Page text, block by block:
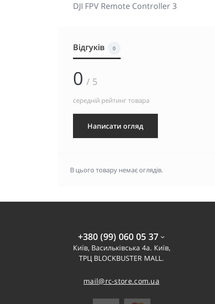
DJI FPV Remote Controller 3
Відгуків 0
0 / 5
середній рейтинг товара
Написати огляд
В цього товару немає оглядів.
+380 (99) 060 05 37
Київ, Васильківська 4а. Київ,
ТРЦ BLOCKBUSTER MALL.
mail@rc-store.com.ua